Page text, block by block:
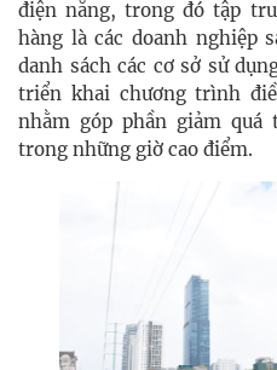
điện năng, trong đó tập
hàng là các doanh nghiệp
danh sách các cơ sở sử
triển khai chương trình
nhằm góp phần giảm
trong những giờ cao điểm.